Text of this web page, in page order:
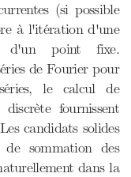
(si possible
à l'itération d'une
d'un point fixe.
de Fourier pour
le calcul de
fournissent
candidats solides
de sommation des
dans la